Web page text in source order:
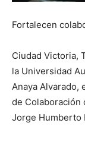
Fortalecen
Ciudad Victoria,
la Universidad
Anaya Alvarado,
de Colaboración
Jorge Humberto